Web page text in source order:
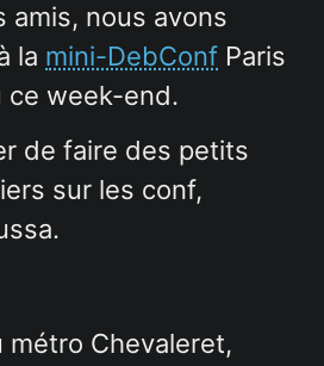
amis, nous avons
la mini-DebConf Paris
ce week-end.
de faire des petits
sur les conf,
métro Chevaleret,